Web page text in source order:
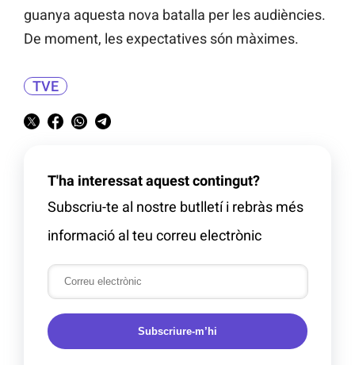
guanya aquesta nova batalla per les audiències.
De moment, les expectatives són màximes.
TVE
T'ha interessat aquest contingut?
Subscriu-te al nostre butlletí i rebràs més
informació al teu correu electrònic
Subscriure-m’hi